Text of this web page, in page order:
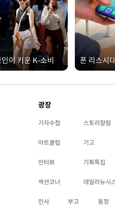
이 키운 K-소비 폰 리스시
광장
기자수첩 스토리칼럼
아트클럽 기고
인터뷰 기획특집
섹션코너 데일리뉴시
인사 부고 동정